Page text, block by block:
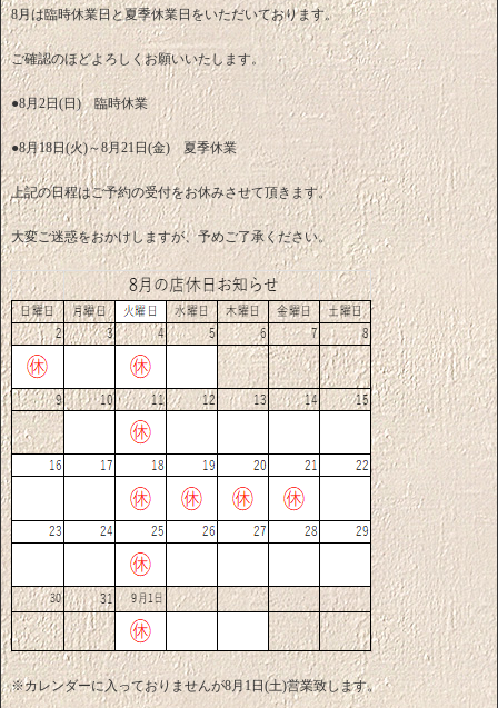
8月は臨時休業日と夏季休業日をいただいております。
ご確認のほどよろしくお願いいたします。
●8月2日(日) 臨時休業
●8月18日(火)～8月21日(金) 夏季休業
上記の日程はご予約の受付をお休みさせて頂きます。
大変ご迷惑をおかけしますが、予めご了承ください。
※カレンダーに入っておりませんが8月1日(土)営業致します。